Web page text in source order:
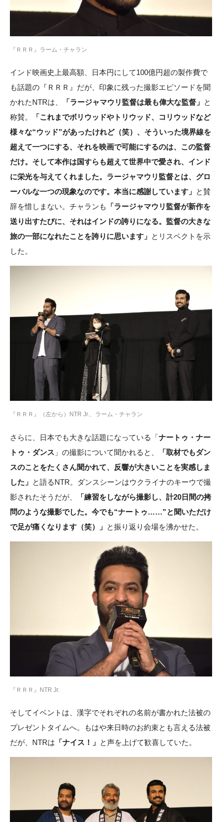
『ＲＲＲ』ラーム・チャラン
インド映画史上最高額、日本円にして100億円超の製作費で
も話題の『ＲＲＲ』だが、印象に残った撮影エピソードを聞
かれたNTRは、
「ラージャマウリ監督は最も偉大な監督」 と
称賛。
「これまでボリウッドやトリウッド、コリウッドなど
様々な“ウッド”があったけれど（笑）、そういった境界線を
超えて一つにする、それを映画で可能にするのは、この監督
だけ。そして本作は国すらも超えて世界中で愛され、インド
に栄光を与えてくれました。ラージャマウリ監督とは、グロ
ーバルな一つの現象なのです。本当に感謝しています」 と賛
辞を惜しまない。チャランも
「ラージャマウリ監督が新作を
送り出すたびに、それはインドの誇りになる。監督の大きな
旅の一部になれたことを誇りに思います」 とリスペクトを示
した。
『ＲＲＲ』（左から）NTR Jr.、ラーム・チャラン
さらに、日本でも大きな話題になっている「ナートゥ・ナー
トゥ・ダンス 」の撮影について聞かれると、
「取材でもダン
スのことをたくさん聞かれて、反響が大きいことを実感しま
した」 と語るNTR。ダンスシーンはウクライナのキーウで撮
影されたそうだが、
「練習をしながら撮影し、計20日間の拷
問のような撮影でした。今でも“ナートゥ……”と聞いただけ
で足が痛くなります（笑）」 と振り返り会場を沸かせた。
『ＲＲＲ』NTR Jr.
そしてイベントは、漢字でそれぞれの名前が書かれた法被の
プレゼントタイムへ。もはや来日時のお約束とも言える法被
だが、NTRは 「ナイス！」 と声を上げて歓喜していた。